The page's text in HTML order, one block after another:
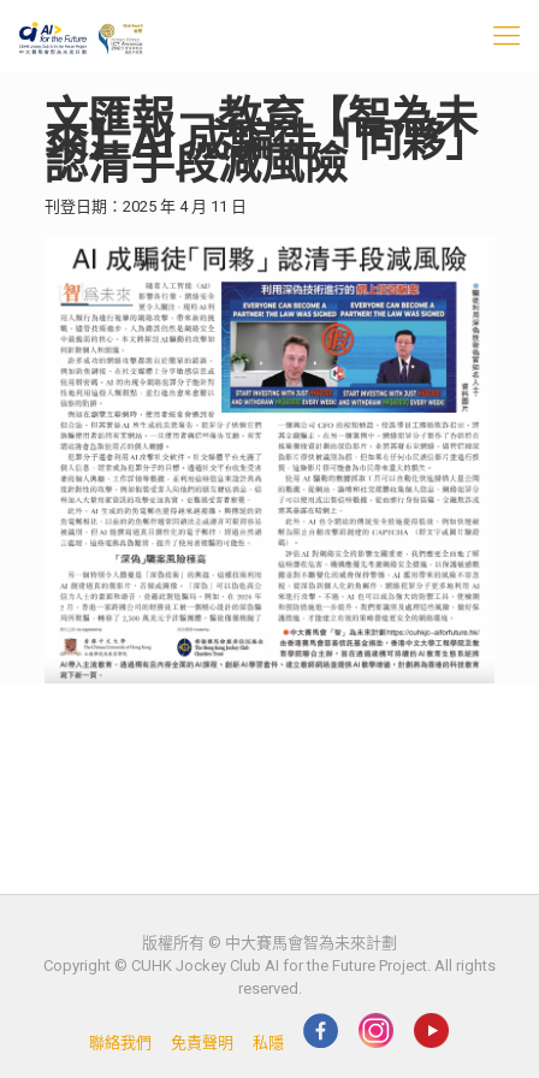
文匯報－教育【智為未
來】AI 成騙徒「同夥」
認清手段減風險
刊登日期：2025 年 4 月 11 日
版權所有 © 中大賽馬會智為未來計劃
Copyright © CUHK Jockey Club AI for the Future Project. All rights
reserved.
聯絡我們 免責聲明 私隱